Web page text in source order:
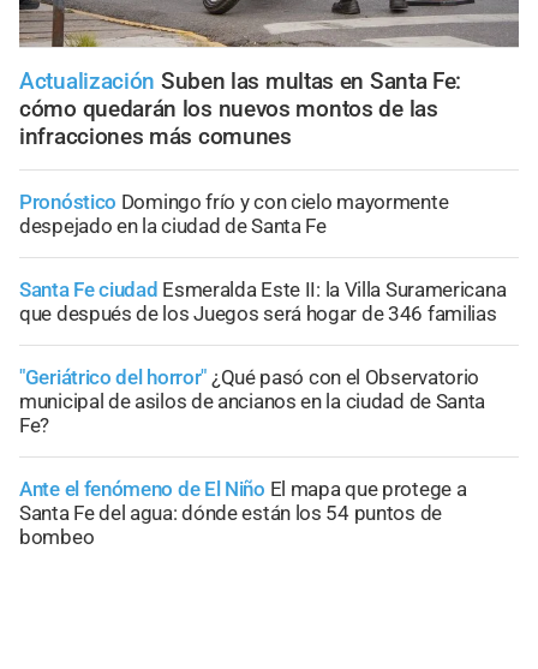
Actualización Suben las multas en Santa Fe:
cómo quedarán los nuevos montos de las
infracciones más comunes
Pronóstico Domingo frío y con cielo mayormente
despejado en la ciudad de Santa Fe
Santa Fe ciudad Esmeralda Este II: la Villa Suramericana
que después de los Juegos será hogar de 346 familias
"Geriátrico del horror" ¿Qué pasó con el Observatorio
municipal de asilos de ancianos en la ciudad de Santa
Fe?
Ante el fenómeno de El Niño El mapa que protege a
Santa Fe del agua: dónde están los 54 puntos de
bombeo